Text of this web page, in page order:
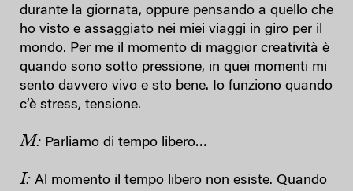
durante la giornata, oppure pensando a quello che
ho visto e assaggiato nei miei viaggi in giro per il
mondo. Per me il momento di maggior creatività è
quando sono sotto pressione, in quei momenti mi
sento davvero vivo e sto bene. Io funziono quando
c’è stress, tensione.
M: Parliamo di tempo libero…
I: Al momento il tempo libero non esiste. Quando